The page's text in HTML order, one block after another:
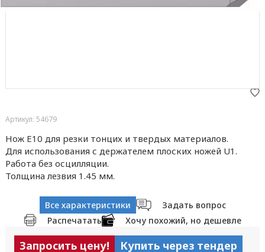
Артикул: 54679
Нож E10 для резки тонцих и твердых материалов.
Для использования с держателем плоских ножей U1.
Работа без осцилляции.
Толщина лезвия 1.45 мм.
Все характеристики
Задать вопрос
Распечатать
Хочу похожий, но дешевле
Запросить цену!
Купить через тендер